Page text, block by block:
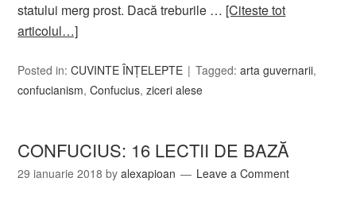
statului merg prost. Dacă treburile … [Citeste tot
articolul…]
Posted in:CUVINTE ÎNȚELEPTE Tagged:arta guvernarii,
confucianism,Confucius,ziceri alese
CONFUCIUS: 16 LECTII DE BAZĂ
29 ianuarie 2018 byalexapioan Leave a Comment